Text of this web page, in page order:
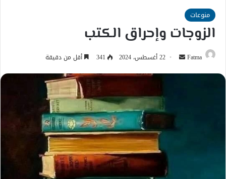
منوعات
الزوجات وإحراق الكتب
Fatma
أرسل 22 أغسطس، 2024 341 أقل من دقيقة